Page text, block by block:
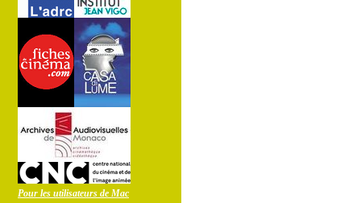
Pour les utilisateurs de Mac